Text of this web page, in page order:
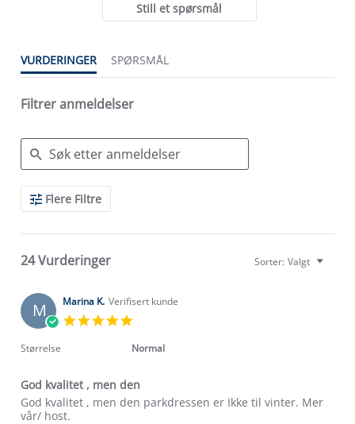
Still et spørsmål
VURDERINGER SPØRSMÅL
Filtrer anmeldelser
Search
ReviewsFlere Filtre
24 Vurderinger Sorter: Valgt
M Marina K. Verifisert kunde
rating
Størrelse Normal
God kvalitet , men den
Review
by
review
stating
God kvalitet , men den parkdressen er Ikke til vinter. Mer
vår/ host.